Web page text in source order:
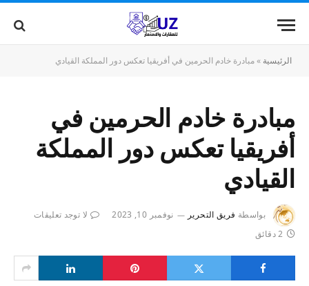
الرئيسية »مبادرة خادم الحرمين في أفريقيا تعكس دور المملكة القيادي
مبادرة خادم الحرمين في
أفريقيا تعكس دور المملكة
القيادي
بواسطة فريق التحرير نوفمبر 10, 2023
لا توجد تعليقات
2 دقائق